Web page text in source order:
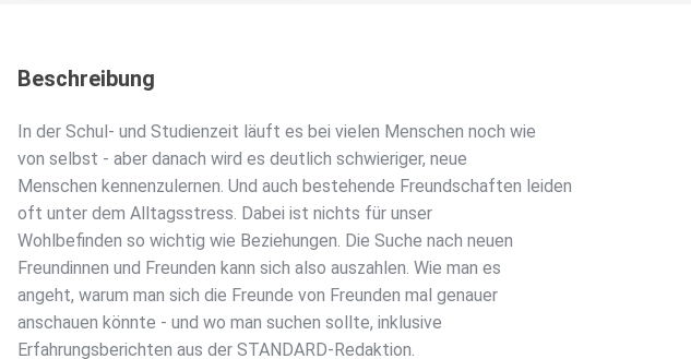
Beschreibung
In der Schul- und Studienzeit läuft es bei vielen Menschen noch wie
von selbst - aber danach wird es deutlich schwieriger, neue
Menschen kennenzulernen. Und auch bestehende Freundschaften leiden
oft unter dem Alltagsstress. Dabei ist nichts für unser
Wohlbefinden so wichtig wie Beziehungen. Die Suche nach neuen
Freundinnen und Freunden kann sich also auszahlen. Wie man es
angeht, warum man sich die Freunde von Freunden mal genauer
anschauen könnte - und wo man suchen sollte, inklusive
Erfahrungsberichten aus der STANDARD-Redaktion.